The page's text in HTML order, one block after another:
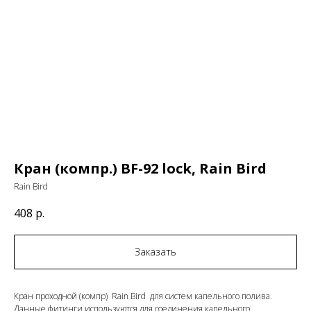
Кран (компр.) BF-92 lock, Rain Bird
Rain Bird
408 р.
Заказать
Кран проходной (компр) Rain Bird для систем капельного полива.